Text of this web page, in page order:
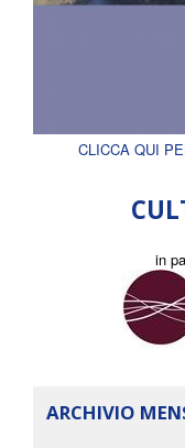
CLICCA QUI
in
ARCHIVIO